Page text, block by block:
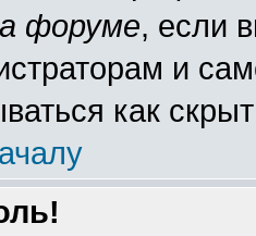
форуме, если
и
как